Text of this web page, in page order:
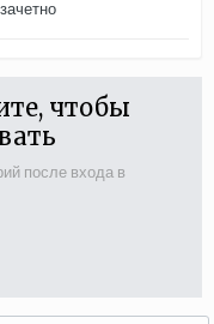
чтобы
после входа в